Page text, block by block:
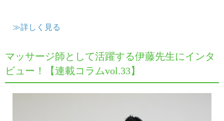
≫詳しく見る
マッサージ師として活躍する伊藤先生にインタ
ビュー！【連載コラムvol.33】